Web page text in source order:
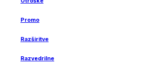
Promo
Razširitve
Razvedrilne